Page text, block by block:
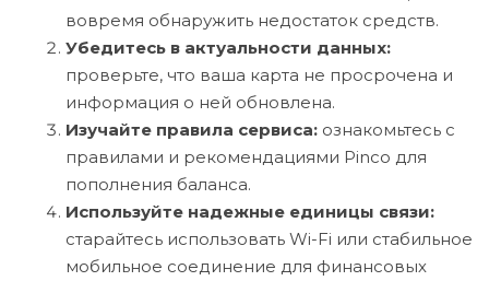
вовремя обнаружить недостаток средств.
Убедитесь в актуальности данных:
проверьте, что ваша карта не просрочена и
информация о ней обновлена.
Изучайте правила сервиса: ознакомьтесь с
правилами и рекомендациями Pinco для
пополнения баланса.
Используйте надежные единицы связи:
старайтесь использовать Wi-Fi или стабильное
мобильное соединение для финансовых